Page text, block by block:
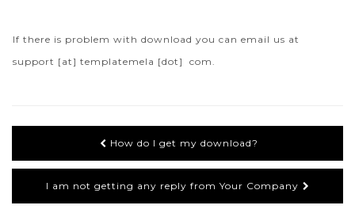
If there is problem with download you can email us at
support [at] templatemela [dot] com.
How do I get my download?
I am not getting any reply from Your Company